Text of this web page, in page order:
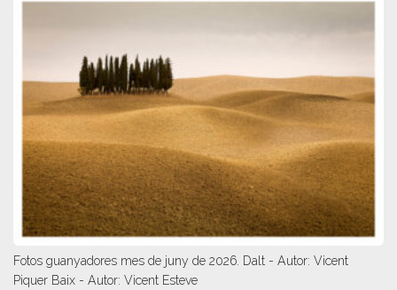
Fotos guanyadores mes de juny de 2026. Dalt - Autor: Vicent
Piquer Baix - Autor: Vicent Esteve